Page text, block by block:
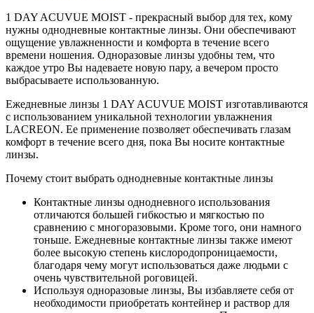
1 DAY ACUVUE MOIST - прекрасный выбор для тех, кому
нужны однодневные контактные линзы. Они обеспечивают
ощущение увлажненности и комфорта в течение всего
времени ношения. Одноразовые линзы удобны тем, что
каждое утро Вы надеваете новую пару, а вечером просто
выбрасываете использованную.
Ежедневные линзы 1 DAY ACUVUE MOIST изготавливаются
с использованием уникальной технологии увлажнения
LACREON. Ее применение позволяет обеспечивать глазам
комфорт в течение всего дня, пока Вы носите контактные
линзы.
Почему стоит выбрать однодневные контактные линзы
Контактные линзы однодневного использования
отличаются большей гибкостью и мягкостью по
сравнению с многоразовыми. Кроме того, они намного
тоньше. Ежедневные контактные линзы также имеют
более высокую степень кислородопроницаемости,
благодаря чему могут использоваться даже людьми с
очень чувствительной роговицей.
Используя одноразовые линзы, Вы избавляете себя от
необходимости приобретать контейнер и раствор для